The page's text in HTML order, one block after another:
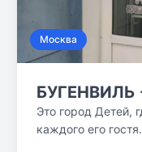
Москва
БУГЕНВИЛЬ
Это город Детей,
каждого его